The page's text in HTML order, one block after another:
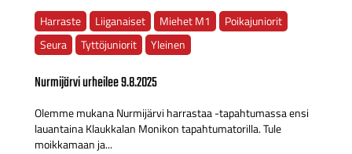
Harraste Liiganaiset Miehet M1
Poikajuniorit
Seura
Tyttöjuniorit Yleinen
Nurmijärvi urheilee 9.8.2025
Olemme mukana Nurmijärvi harrastaa -tapahtumassa ensi
lauantaina Klaukkalan Monikon tapahtumatorilla. Tule
moikkamaan ja...